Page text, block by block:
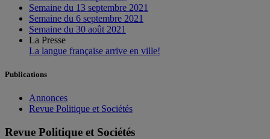
Semaine du 13 septembre 2021
Semaine du 6 septembre 2021
Semaine du 30 août 2021
La Presse
La langue française arrive en ville!
Publications
Annonces
Revue Politique et Sociétés
Revue Politique et Sociétés